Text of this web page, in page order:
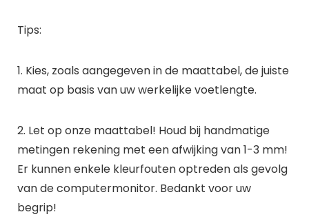
Tips:
1. Kies, zoals aangegeven in de maattabel, de juiste
maat op basis van uw werkelijke voetlengte.
2. Let op onze maattabel! Houd bij handmatige
metingen rekening met een afwijking van 1-3 mm!
Er kunnen enkele kleurfouten optreden als gevolg
van de computermonitor. Bedankt voor uw
begrip!